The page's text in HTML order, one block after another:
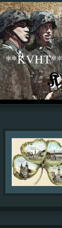
**KVHT**